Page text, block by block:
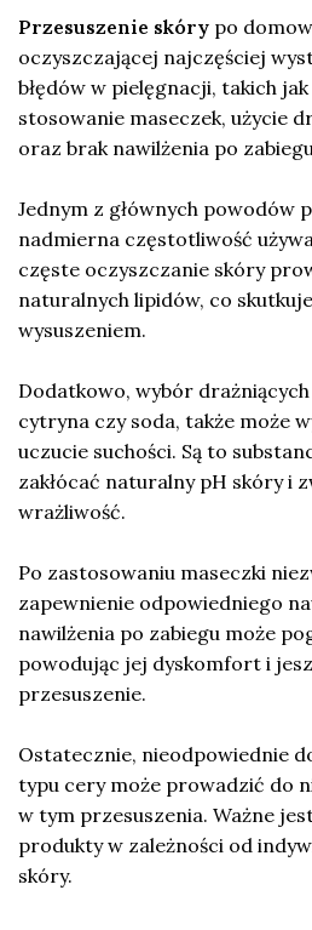
Przesuszenie skóry po
oczyszczającej najczęściej
błędów w pielęgnacji, takich
stosowanie maseczek, użycie
oraz brak nawilżenia po
Jednym z głównych powodów
nadmierna częstotliwość
częste oczyszczanie skóry
naturalnych lipidów, co
wysuszeniem.
Dodatkowo, wybór drażniących
cytryna czy soda, także może
uczucie suchości. Są to
zakłócać naturalny pH skóry i
wrażliwość.
Po zastosowaniu maseczki
zapewnienie odpowiedniego
nawilżenia po zabiegu może
powodując jej dyskomfort i
przesuszenie.
Ostatecznie, nieodpowiednie
typu cery może prowadzić do
w tym przesuszenia. Ważne
produkty w zależności od
skóry.